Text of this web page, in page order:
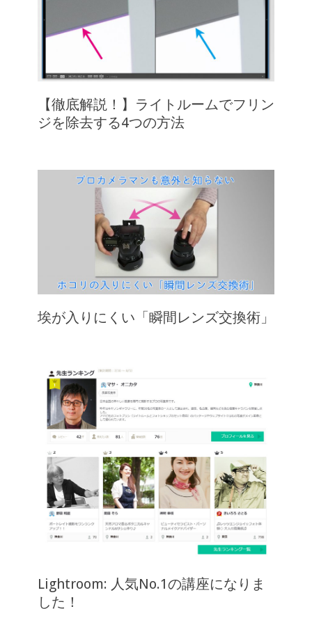
【徹底解説！】ライトルームでフリン
ジを除去する4つの方法
埃が入りにくい「瞬間レンズ交換術」
Lightroom: 人気No.1の講座になりま
した！